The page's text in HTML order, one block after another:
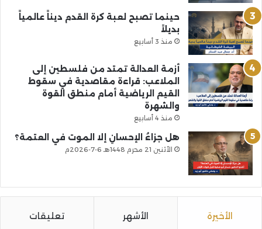
حينما تصبح لعبة كرة القدم ديناً عالمياً
بديلاً
منذ 3 أسابيع
أزمة العدالة تمتد من فلسطين إلى
الملاعب: قراءة مقاصدية في سقوط
القيم الرياضية أمام منطق القوة
والشهرة
منذ 4 أسابيع
هل جزاءُ الإحسانِ إلا الموت في العتمة؟
الأثنين 21 محرم 1448هـ 6-7-2026م
الأخيرة الأشهر تعليقات